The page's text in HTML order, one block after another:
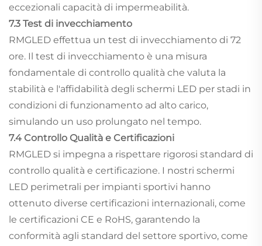
eccezionali capacità di impermeabilità.
7.3 Test di invecchiamento
RMGLED effettua un test di invecchiamento di 72
ore. Il test di invecchiamento è una misura
fondamentale di controllo qualità che valuta la
stabilità e l'affidabilità degli schermi LED per stadi in
condizioni di funzionamento ad alto carico,
simulando un uso prolungato nel tempo.
7.4 Controllo Qualità e Certificazioni
RMGLED si impegna a rispettare rigorosi standard di
controllo qualità e certificazione. I nostri schermi
LED perimetrali per impianti sportivi hanno
ottenuto diverse certificazioni internazionali, come
le certificazioni CE e RoHS, garantendo la
conformità agli standard del settore sportivo, come